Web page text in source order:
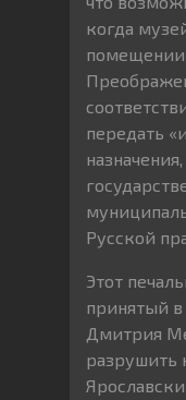
когда
помещении
передать
Русской
Этот
принятый в
Дмитрия
разрушить